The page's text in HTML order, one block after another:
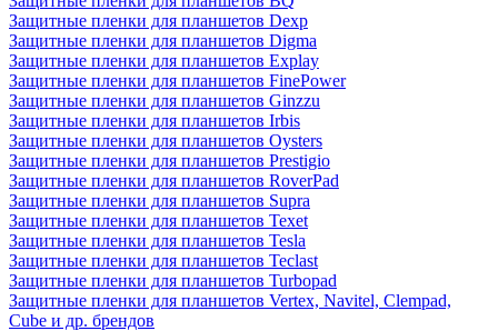
Защитные пленки для планшетов Dexp
Защитные пленки для планшетов Digma
Защитные пленки для планшетов Explay
Защитные пленки для планшетов FinePower
Защитные пленки для планшетов Ginzzu
Защитные пленки для планшетов Irbis
Защитные пленки для планшетов Oysters
Защитные пленки для планшетов Prestigio
Защитные пленки для планшетов RoverPad
Защитные пленки для планшетов Supra
Защитные пленки для планшетов Texet
Защитные пленки для планшетов Tesla
Защитные пленки для планшетов Teclast
Защитные пленки для планшетов Turbopad
Защитные пленки для планшетов Vertex, Navitel, Clempad,
Cube и др. брендов